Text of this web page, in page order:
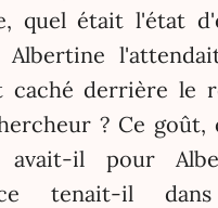
quel était l'état
Albertine
caché derrière le
? Ce goût,
avait-il pour
tenait-il